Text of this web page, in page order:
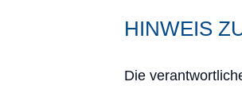
HINWEIS
Die